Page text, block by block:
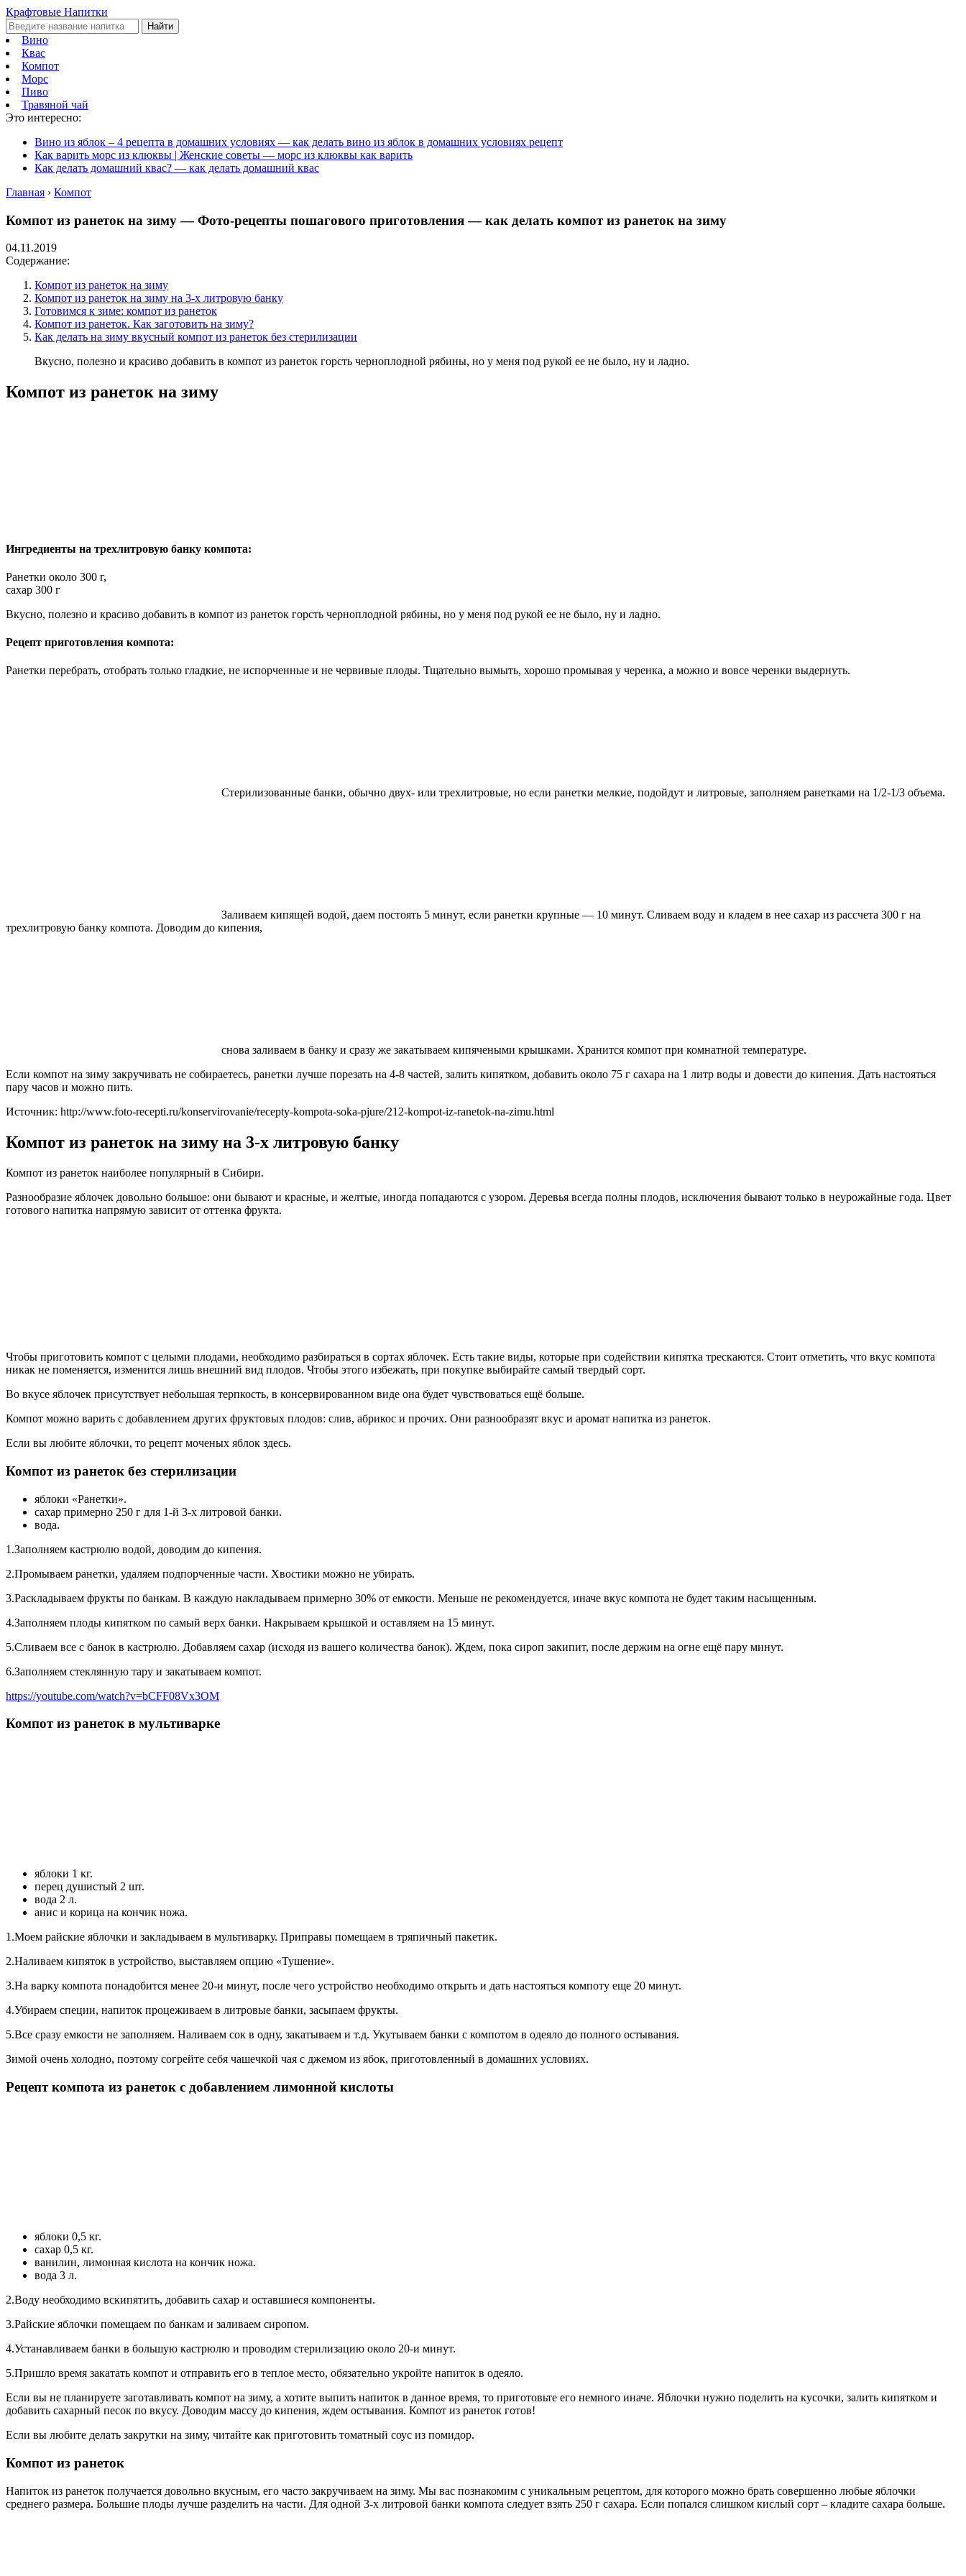
Крафтовые Напитки
Найти
Вино
Квас
Компот
Морс
Пиво
Травяной чай
Это интересно:
Вино из яблок – 4 рецепта в домашних условиях — как делать вино из яблок в домашних условиях рецепт
Как варить морс из клюквы | Женские советы — морс из клюквы как варить
Как делать домашний квас? — как делать домашний квас
Главная › Компот
Компот из ранеток на зиму — Фото-рецепты пошагового приготовления — как делать компот из ранеток на зиму
04.11.2019
Содержание:
Компот из ранеток на зиму
Компот из ранеток на зиму на 3-х литровую банку
Готовимся к зиме: компот из ранеток
Компот из ранеток. Как заготовить на зиму?
Как делать на зиму вкусный компот из ранеток без стерилизации
Вкусно, полезно и красиво добавить в компот из ранеток горсть черноплодной рябины, но у меня под рукой ее не было, ну и ладно.
Компот из ранеток на зиму
Ингредиенты на трехлитровую банку компота:
Ранетки около 300 г,
сахар 300 г
Вкусно, полезно и красиво добавить в компот из ранеток горсть черноплодной рябины, но у меня под рукой ее не было, ну и ладно.
Рецепт приготовления компота:
Ранетки перебрать, отобрать только гладкие, не испорченные и не червивые плоды. Тщательно вымыть, хорошо промывая у черенка, а можно и вовсе черенки выдернуть.
Стерилизованные банки, обычно двух- или трехлитровые, но если ранетки мелкие, подойдут и литровые, заполняем ранетками на 1/2-1/3 объема.
Заливаем кипящей водой, даем постоять 5 минут, если ранетки крупные — 10 минут. Сливаем воду и кладем в нее сахар из рассчета 300 г на
трехлитровую банку компота. Доводим до кипения,
снова заливаем в банку и сразу же закатываем кипячеными крышками. Хранится компот при комнатной температуре.
Если компот на зиму закручивать не собираетесь, ранетки лучше порезать на 4-8 частей, залить кипятком, добавить около 75 г сахара на 1 литр воды и довести до кипения. Дать настояться
пару часов и можно пить.
Источник: http://www.foto-recepti.ru/konservirovanie/recepty-kompota-soka-pjure/212-kompot-iz-ranetok-na-zimu.html
Компот из ранеток на зиму на 3-х литровую банку
Компот из ранеток наиболее популярный в Сибири.
Разнообразие яблочек довольно большое: они бывают и красные, и желтые, иногда попадаются с узором. Деревья всегда полны плодов, исключения бывают только в неурожайные года. Цвет
готового напитка напрямую зависит от оттенка фрукта.
Чтобы приготовить компот с целыми плодами, необходимо разбираться в сортах яблочек. Есть такие виды, которые при содействии кипятка трескаются. Стоит отметить, что вкус компота
никак не поменяется, изменится лишь внешний вид плодов. Чтобы этого избежать, при покупке выбирайте самый твердый сорт.
Во вкусе яблочек присутствует небольшая терпкость, в консервированном виде она будет чувствоваться ещё больше.
Компот можно варить с добавлением других фруктовых плодов: слив, абрикос и прочих. Они разнообразят вкус и аромат напитка из ранеток.
Если вы любите яблочки, то рецепт моченых яблок здесь.
Компот из ранеток без стерилизации
яблоки «Ранетки».
сахар примерно 250 г для 1-й 3-х литровой банки.
вода.
1.Заполняем кастрюлю водой, доводим до кипения.
2.Промываем ранетки, удаляем подпорченные части. Хвостики можно не убирать.
3.Раскладываем фрукты по банкам. В каждую накладываем примерно 30% от емкости. Меньше не рекомендуется, иначе вкус компота не будет таким насыщенным.
4.Заполняем плоды кипятком по самый верх банки. Накрываем крышкой и оставляем на 15 минут.
5.Сливаем все с банок в кастрюлю. Добавляем сахар (исходя из вашего количества банок). Ждем, пока сироп закипит, после держим на огне ещё пару минут.
6.Заполняем стеклянную тару и закатываем компот.
https://youtube.com/watch?v=bCFF08Vx3OM
Компот из ранеток в мультиварке
яблоки 1 кг.
перец душистый 2 шт.
вода 2 л.
анис и корица на кончик ножа.
1.Моем райские яблочки и закладываем в мультиварку. Приправы помещаем в тряпичный пакетик.
2.Наливаем кипяток в устройство, выставляем опцию «Тушение».
3.На варку компота понадобится менее 20-и минут, после чего устройство необходимо открыть и дать настояться компоту еще 20 минут.
4.Убираем специи, напиток процеживаем в литровые банки, засыпаем фрукты.
5.Все сразу емкости не заполняем. Наливаем сок в одну, закатываем и т.д. Укутываем банки с компотом в одеяло до полного остывания.
Зимой очень холодно, поэтому согрейте себя чашечкой чая с джемом из ябок, приготовленный в домашних условиях.
Рецепт компота из ранеток с добавлением лимонной кислоты
яблоки 0,5 кг.
сахар 0,5 кг.
ванилин, лимонная кислота на кончик ножа.
вода 3 л.
2.Воду необходимо вскипятить, добавить сахар и оставшиеся компоненты.
3.Райские яблочки помещаем по банкам и заливаем сиропом.
4.Устанавливаем банки в большую кастрюлю и проводим стерилизацию около 20-и минут.
5.Пришло время закатать компот и отправить его в теплое место, обязательно укройте напиток в одеяло.
Если вы не планируете заготавливать компот на зиму, а хотите выпить напиток в данное время, то приготовьте его немного иначе. Яблочки нужно поделить на кусочки, залить кипятком и
добавить сахарный песок по вкусу. Доводим массу до кипения, ждем остывания. Компот из ранеток готов!
Если вы любите делать закрутки на зиму, читайте как приготовить томатный соус из помидор.
Компот из ранеток
Напиток из ранеток получается довольно вкусным, его часто закручиваем на зиму. Мы вас познакомим с уникальным рецептом, для которого можно брать совершенно любые яблочки
среднего размера. Большие плоды лучше разделить на части. Для одной 3-х литровой банки компота следует взять 250 г сахара. Если попался слишком кислый сорт – кладите сахара больше.